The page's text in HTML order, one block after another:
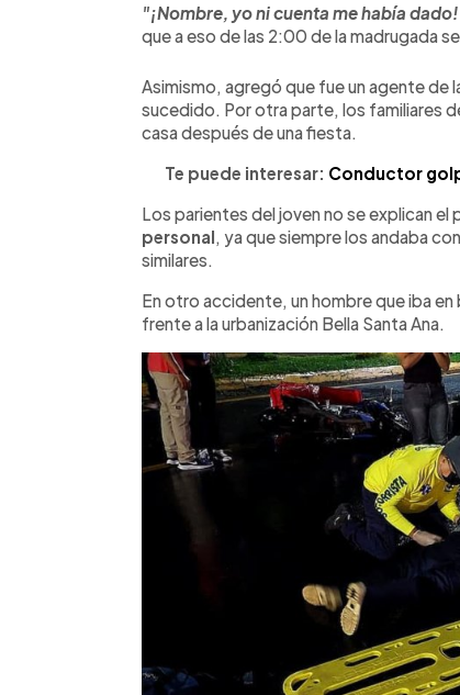
"¡Nombre, yo ni cuenta me había
que a eso de las 2:00 de la madrugada
Asimismo, agregó que fue un agente de
sucedido. Por otra parte, los familiares
casa después de una fiesta.
Te puede interesar: Conductor
Los parientes del joven no se explican el
personal , ya que siempre los andaba
similares.
En otro accidente, un hombre que iba
frente a la urbanización Bella Santa Ana.